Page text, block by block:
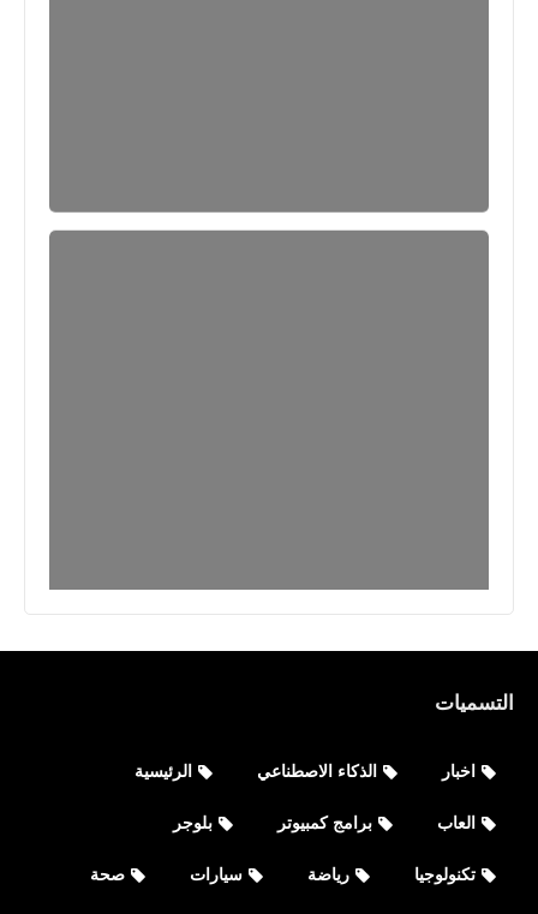
التسميات
اخبار الذكاء الاصطناعي الرئيسية
العاب برامج كمبيوتر بلوجر
تكنولوجيا رياضة سيارات صحة